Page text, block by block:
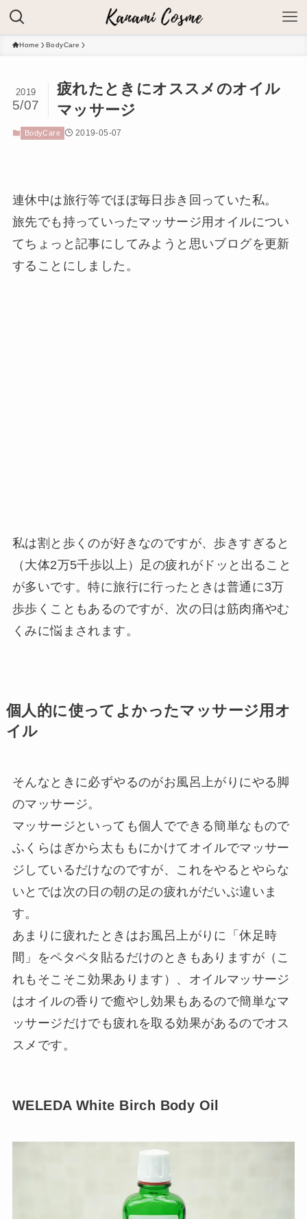
Home BodyCare
疲れたときにオススメのオイル
マッサージ
2019
5/07
BodyCare 2019-05-07
連休中は旅行等でほぼ毎日歩き回っていた私。
旅先でも持っていったマッサージ用オイルについ
てちょっと記事にしてみようと思いブログを更新
することにしました。
私は割と歩くのが好きなのですが、歩きすぎると
（大体2万5千歩以上）足の疲れがドッと出ること
が多いです。特に旅行に行ったときは普通に3万
歩歩くこともあるのですが、次の日は筋肉痛やむ
くみに悩まされます。
個人的に使ってよかったマッサージ用オ
イル
そんなときに必ずやるのがお風呂上がりにやる脚
のマッサージ。
マッサージといっても個人でできる簡単なもので
ふくらはぎから太ももにかけてオイルでマッサー
ジしているだけなのですが、これをやるとやらな
いとでは次の日の朝の足の疲れがだいぶ違いま
す。
あまりに疲れたときはお風呂上がりに「休足時
間」をペタペタ貼るだけのときもありますが（こ
れもそこそこ効果あります）、オイルマッサージ
はオイルの香りで癒やし効果もあるので簡単なマ
ッサージだけでも疲れを取る効果があるのでオス
スメです。
WELEDA White Birch Body Oil